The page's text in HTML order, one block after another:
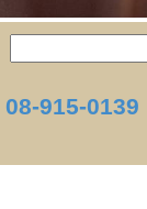
08-915-0139